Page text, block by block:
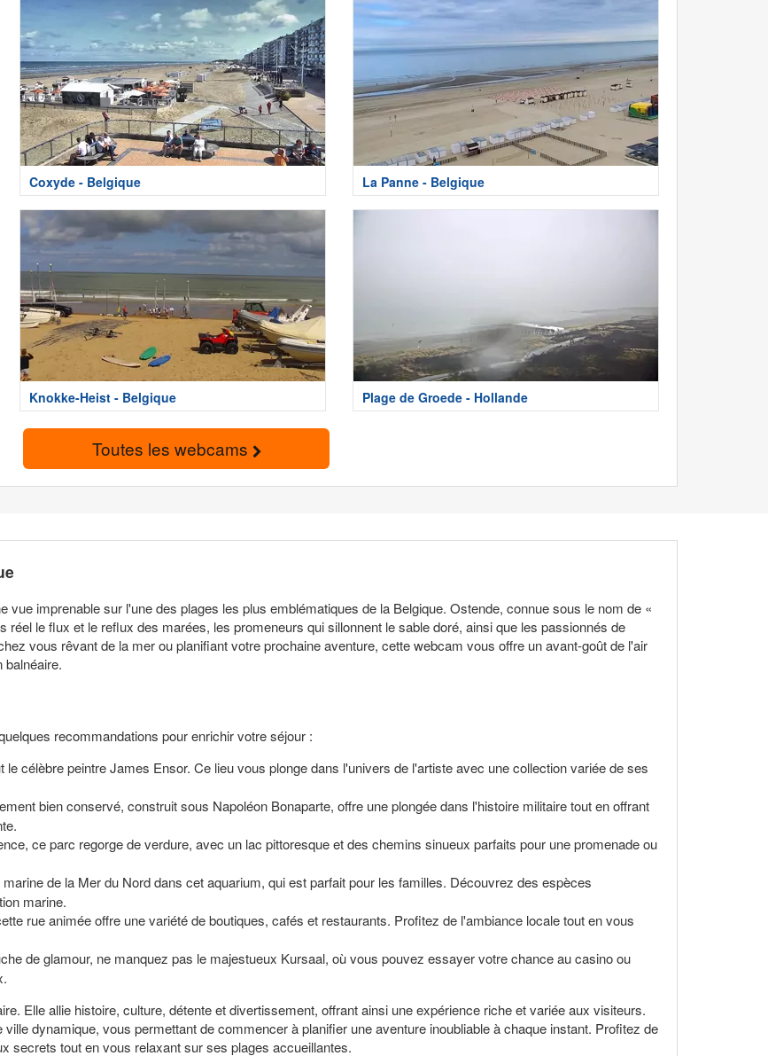
Coxyde - Belgique La Panne - Belgique
Knokke-Heist - Belgique Plage de Groede - Hollande
Toutes les webcams
imprenable sur l'une des plages les plus emblématiques de la Belgique. Ostende, connue sous le nom de «
le flux et le reflux des marées, les promeneurs qui sillonnent le sable doré, ainsi que les passionnés de
vous rêvant de la mer ou planifiant votre prochaine aventure, cette webcam vous offre un avant-goût de l'air
balnéaire.
recommandations pour enrichir votre séjour :
le célèbre peintre James Ensor. Ce lieu vous plonge dans l'univers de l'artiste avec une collection variée de ses
bien conservé, construit sous Napoléon Bonaparte, offre une plongée dans l'histoire militaire tout en offrant
ce parc regorge de verdure, avec un lac pittoresque et des chemins sinueux parfaits pour une promenade ou
de la Mer du Nord dans cet aquarium, qui est parfait pour les familles. Découvrez des espèces
marine.
rue animée offre une variété de boutiques, cafés et restaurants. Profitez de l'ambiance locale tout en vous
de glamour, ne manquez pas le majestueux Kursaal, où vous pouvez essayer votre chance au casino ou
Elle allie histoire, culture, détente et divertissement, offrant ainsi une expérience riche et variée aux visiteurs.
dynamique, vous permettant de commencer à planifier une aventure inoubliable à chaque instant. Profitez de
secrets tout en vous relaxant sur ses plages accueillantes.